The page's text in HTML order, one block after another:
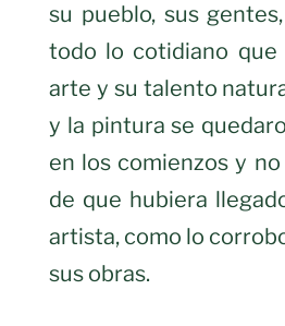
su pueblo, sus
todo lo cotidiano que
arte y su talento
y la pintura se
en los comienzos y
de que hubiera
artista, como lo
sus obras.